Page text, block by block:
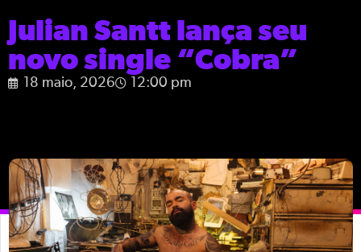
Julian Santt lança seu
novo single “Cobra”
18 maio, 2026 12:00 pm